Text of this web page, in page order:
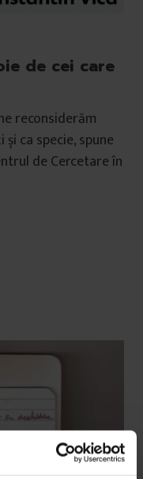
de cei care
reconsiderăm
ca specie, spune
de Cercetare în